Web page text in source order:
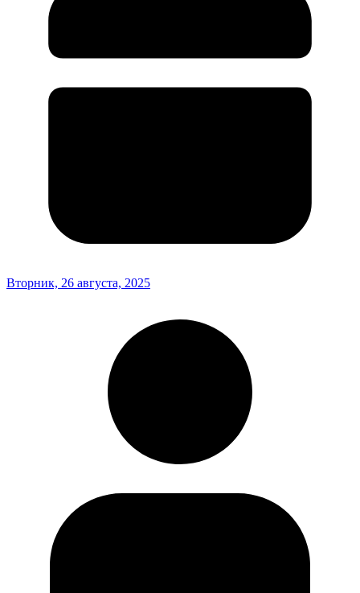
Вторник, 26 августа, 2025